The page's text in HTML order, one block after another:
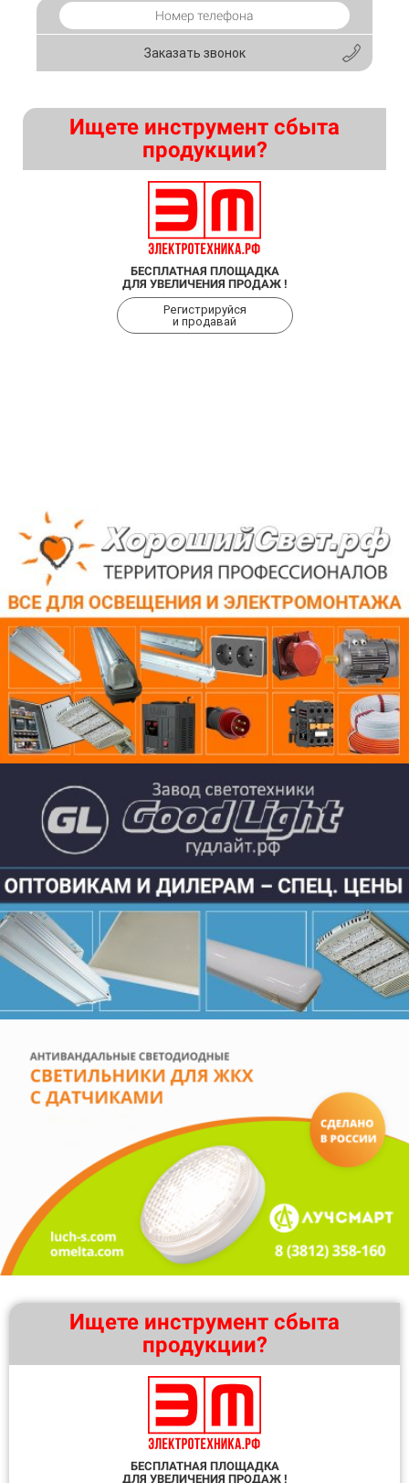
Ищете инструмент сбыта
продукции?
БЕСПЛАТНАЯ ПЛОЩАДКА
ДЛЯ УВЕЛИЧЕНИЯ ПРОДАЖ !
Регистрируйся
и продавай
Заказать звонок
Ищете инструмент сбыта
продукции?
БЕСПЛАТНАЯ ПЛОЩАДКА
ДЛЯ УВЕЛИЧЕНИЯ ПРОДАЖ !